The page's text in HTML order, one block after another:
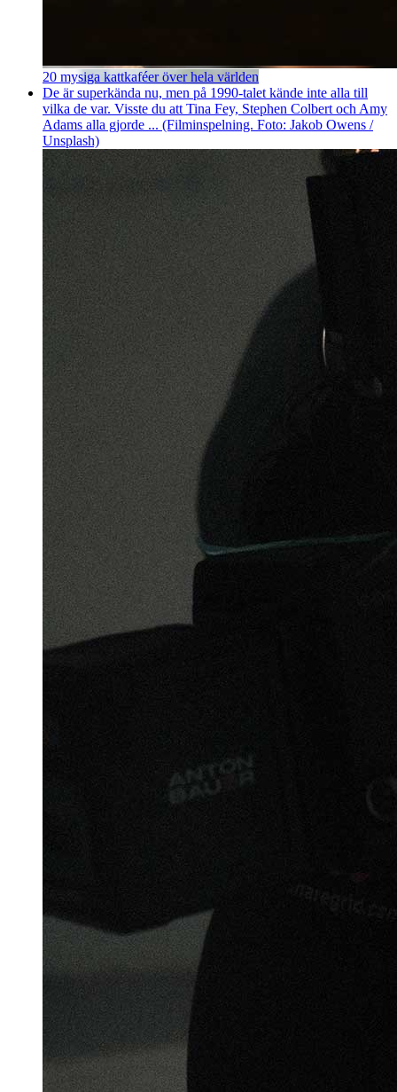
20 mysiga kattkaféer över hela världen
De är superkända nu, men på 1990-talet kände inte alla till
vilka de var. Visste du att Tina Fey, Stephen Colbert och Amy
Adams alla gjorde ... (Filminspelning. Foto: Jakob Owens /
Unsplash)